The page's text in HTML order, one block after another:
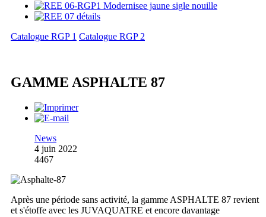
Catalogue RGP 1 Catalogue RGP 2
GAMME ASPHALTE 87
News
4 juin 2022
4467
Après une période sans activité, la gamme ASPHALTE 87 revient
et s'étoffe avec les JUVAQUATRE et encore davantage